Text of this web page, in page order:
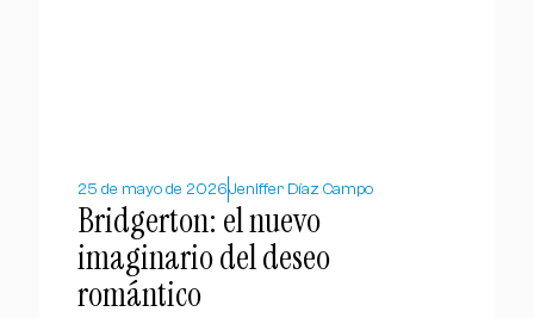
25 de mayo de 2026Jeniffer Díaz Campo
Bridgerton: el nuevo
imaginario del deseo
romántico